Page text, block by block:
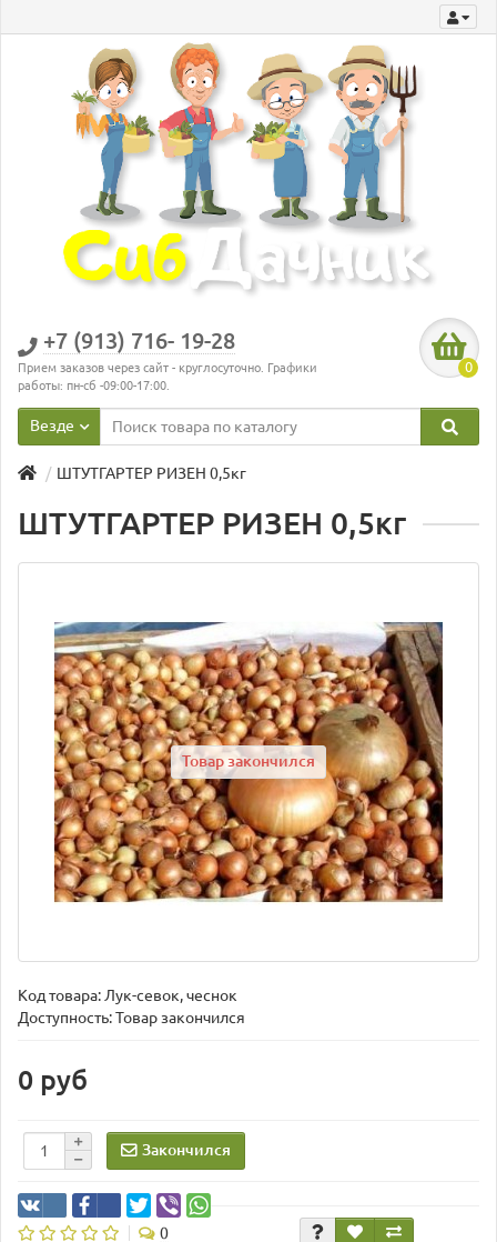
+7 (913) 716- 19-28
Прием заказов через сайт - круглосуточно. Графики
работы: пн-сб -09:00-17:00.
0
Везде
ШТУТГАРТЕР РИЗЕН 0,5кг
ШТУТГАРТЕР РИЗЕН 0,5кг
Товар закончился
Код товара: Лук-севок, чеснок
Доступность: Товар закончился
0 руб
Закончился
0